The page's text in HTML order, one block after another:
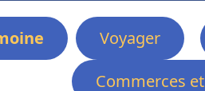
Voyager
Commerces